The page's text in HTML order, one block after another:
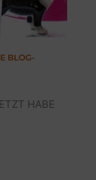
BLOG-
HABE